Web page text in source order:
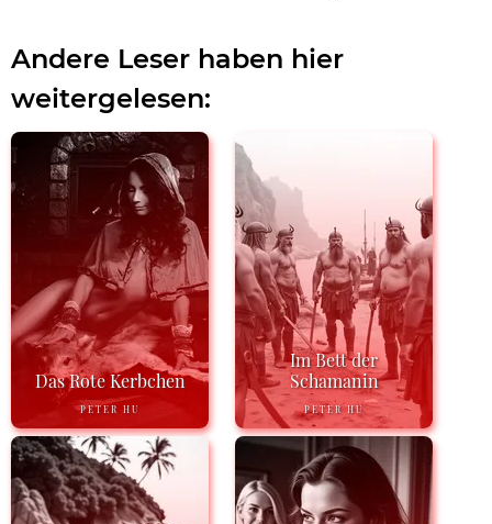
Andere Leser haben hier
weitergelesen:
Das Rote Kerbchen
PETER HU
Im Bett der
Schamanin
PETER HU